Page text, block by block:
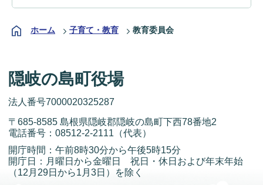
ホーム 子育て・教育 教育委員会
隠岐の島町役場
法人番号7000020325287
〒685-8585 島根県隠岐郡隠岐の島町下西78番地2
電話番号：08512-2-2111 （代表）
開庁時間：午前8時30分から午後5時15分
開庁日：月曜日から金曜日 祝日・休日および年末年始
（12月29日から1月3日）を除く